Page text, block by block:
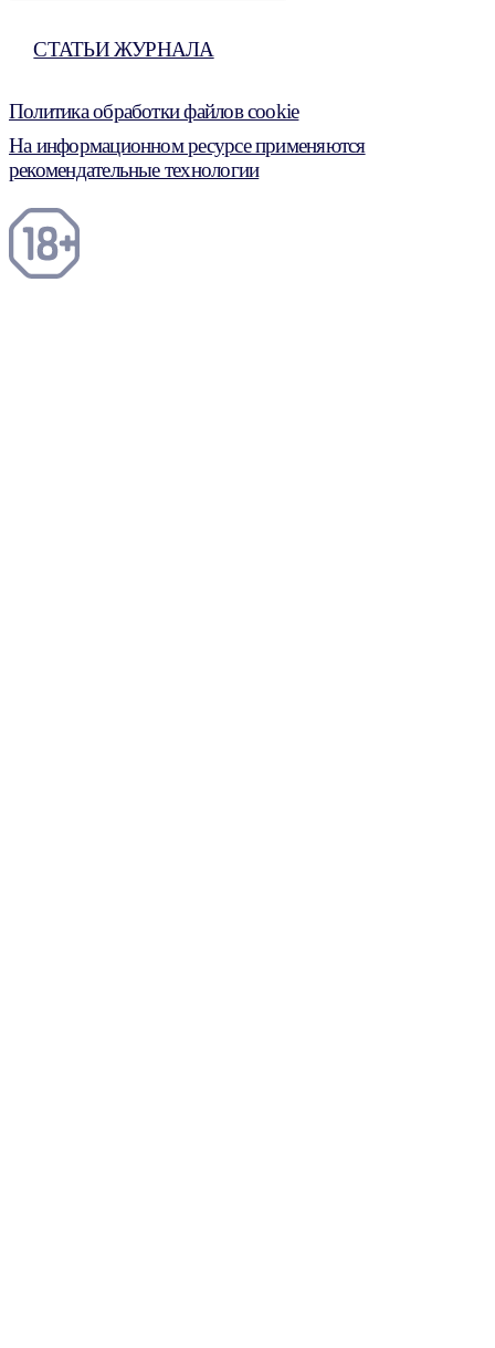
СТАТЬИ ЖУРНАЛА
Политика обработки файлов cookie
На информационном ресурсе применяются
рекомендательные технологии